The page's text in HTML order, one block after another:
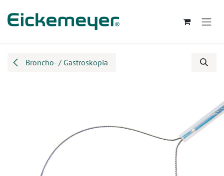
Broncho- / Gastroskopia